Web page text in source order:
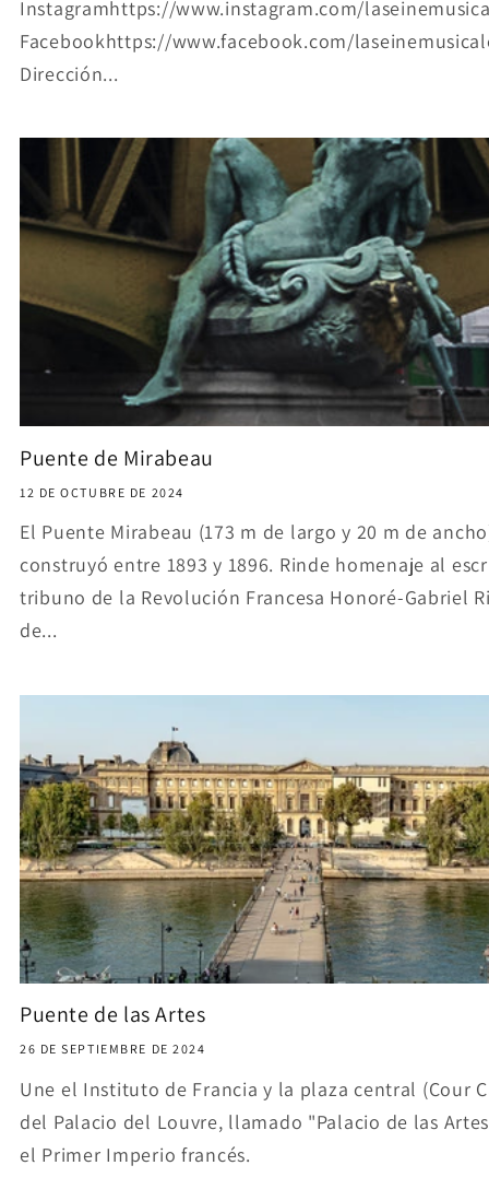
Instagramhttps://www.instagram.com/
Facebookhttps://www.facebook.com/
Dirección...
Puente de Mirabeau
12 DE OCTUBRE DE 2024
El Puente Mirabeau (173 m de largo y 20 m de
construyó entre 1893 y 1896. Rinde homenaje al
tribuno de la Revolución Francesa Honoré-Gabriel
de...
Puente de las Artes
26 DE SEPTIEMBRE DE 2024
Une el Instituto de Francia y la plaza central (Cour
del Palacio del Louvre, llamado "Palacio de las
el Primer Imperio francés.